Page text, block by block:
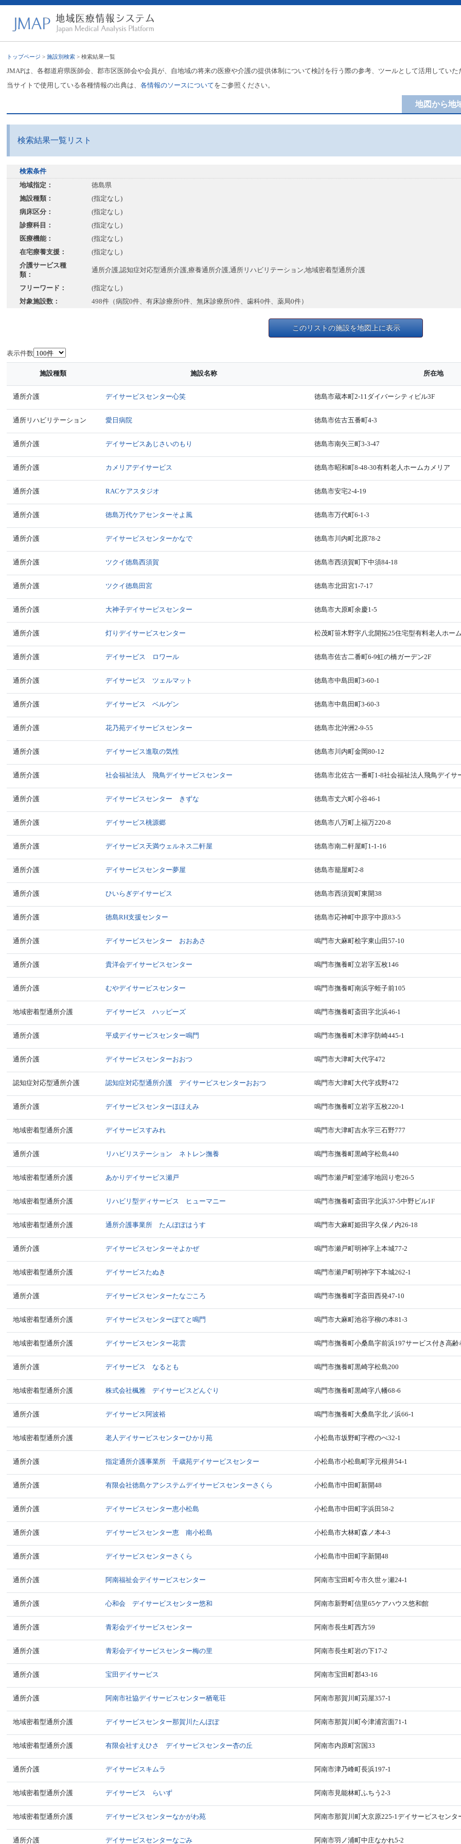
トップページ >施設別検索 > 検索結果一覧
JMAPは、各都道府県医師会、郡市区医師会や会員が、自地域の将来の医療や介護の提供体制について検討を行う際の参考、ツールとして活用していた
当サイトで使用している各種情報の出典は、各情報のソースについてをご参照ください。
地図から地
検索結果一覧リスト
検索条件
地域指定：
徳島県
施設種類：
(指定なし)
病床区分：
(指定なし)
診療科目：
(指定なし)
医療機能：
(指定なし)
在宅療養支援：
(指定なし)
介護サービス種
類：
通所介護,認知症対応型通所介護,療養通所介護,通所リハビリテーション,地域密着型通所介護
フリーワード：
(指定なし)
対象施設数：
498件（病院0件、有床診療所0件、無床診療所0件、歯科0件、薬局0件）
このリストの施設を地図上に表示
表示件数
施設種類 施設名称 所在地
通所介護 デイサービスセンター心笑 徳島市蔵本町2-11ダイバーシティビル3F
通所リハビリテーション 愛日病院 徳島市佐古五番町4-3
通所介護 デイサービスあじさいのもり 徳島市南矢三町3-3-47
通所介護 カメリアデイサービス 徳島市昭和町8-48-30有料老人ホームカメリア
通所介護 RACケアスタジオ 徳島市安宅2-4-19
通所介護 徳島万代ケアセンターそよ風 徳島市万代町6-1-3
通所介護 デイサービスセンターかなで 徳島市川内町北原78-2
通所介護 ツクイ徳島西須賀 徳島市西須賀町下中須84-18
通所介護 ツクイ徳島田宮 徳島市北田宮1-7-17
通所介護 大神子デイサービスセンター 徳島市大原町余慶1-5
通所介護 灯りデイサービスセンター 松茂町笹木野字八北開拓25住宅型有料老人ホー
通所介護 デイサービス ロワール 徳島市佐古二番町6-9虹の橋ガーデン2F
通所介護 デイサービス ツェルマット 徳島市中島田町3-60-1
通所介護 デイサービス ベルゲン 徳島市中島田町3-60-3
通所介護 花乃苑デイサービスセンター 徳島市北沖洲2-9-55
通所介護 デイサービス進取の気性 徳島市川内町金岡80-12
通所介護 社会福祉法人 飛鳥デイサービスセンター 徳島市北佐古一番町1-8社会福祉法人飛鳥デイサ
通所介護 デイサービスセンター きずな 徳島市丈六町小谷46-1
通所介護 デイサービス桃源郷 徳島市八万町上福万220-8
通所介護 デイサービス天満ウェルネス二軒屋 徳島市南二軒屋町1-1-16
通所介護 デイサービスセンター夢屋 徳島市籠屋町2-8
通所介護 ひいらぎデイサービス 徳島市西須賀町東開38
通所介護 徳島RH支援センター 徳島市応神町中原字中原83-5
通所介護 デイサービスセンター おおあさ 鳴門市大麻町桧字東山田57-10
通所介護 貴洋会デイサービスセンター 鳴門市撫養町立岩字五枚146
通所介護 むやデイサービスセンター 鳴門市撫養町南浜字蛭子前105
地域密着型通所介護 デイサービス ハッピーズ 鳴門市撫養町斎田字北浜46-1
通所介護 平成デイサービスセンター鳴門 鳴門市撫養町木津字防崎445-1
通所介護 デイサービスセンターおおつ 鳴門市大津町大代字472
認知症対応型通所介護 認知症対応型通所介護 デイサービスセンターおおつ 鳴門市大津町大代字戎野472
通所介護 デイサービスセンターほほえみ 鳴門市撫養町立岩字五枚220-1
地域密着型通所介護 デイサービスすみれ 鳴門市大津町吉永字三石野777
通所介護 リハビリステーション ネトレン撫養 鳴門市撫養町黒崎字松島440
地域密着型通所介護 あかりデイサービス瀬戸 鳴門市瀬戸町堂浦字地回り壱26-5
地域密着型通所介護 リハビリ型ディサービス ヒューマニー 鳴門市撫養町斎田字北浜37-5中野ビル1F
地域密着型通所介護 通所介護事業所 たんぽぽはうす 鳴門市大麻町姫田字久保ノ内26-18
通所介護 デイサービスセンターそよかぜ 鳴門市瀬戸町明神字上本城77-2
地域密着型通所介護 デイサービスたぬき 鳴門市瀬戸町明神字下本城262-1
通所介護 デイサービスセンターたなごころ 鳴門市撫養町字斎田西発47-10
地域密着型通所介護 デイサービスセンターぽてと鳴門 鳴門市大麻町池谷字柳の本81-3
地域密着型通所介護 デイサービスセンター花雲 鳴門市撫養町小桑島字前浜197サービス付き高
通所介護 デイサービス なるとも 鳴門市撫養町黒崎字松島200
地域密着型通所介護 株式会社楓雅 デイサービスどんぐり 鳴門市撫養町黒崎字八幡68-6
通所介護 デイサービス阿波裕 鳴門市撫養町大桑島字北ノ浜66-1
地域密着型通所介護 老人デイサービスセンターひかり苑 小松島市坂野町字樫のべ32-1
通所介護 指定通所介護事業所 千歳苑デイサービスセンター 小松島市小松島町字元根井54-1
通所介護 有限会社徳島ケアシステムデイサービスセンターさくら 小松島市中田町新開48
通所介護 デイサービスセンター恵小松島 小松島市中田町字浜田58-2
通所介護 デイサービスセンター恵 南小松島 小松島市大林町森ノ本4-3
通所介護 デイサービスセンターさくら 小松島市中田町字新開48
通所介護 阿南福祉会デイサービスセンター 阿南市宝田町今市久世ヶ瀬24-1
通所介護 心和会 デイサービスセンター悠和 阿南市新野町信里65ケアハウス悠和館
通所介護 青彩会デイサービスセンター 阿南市長生町西方59
通所介護 青彩会デイサービスセンター梅の里 阿南市長生町岩の下17-2
通所介護 宝田デイサービス 阿南市宝田町郡43-16
通所介護 阿南市社協デイサービスセンター栖竜荘 阿南市那賀川町苅屋357-1
地域密着型通所介護 デイサービスセンター那賀川たんぽぽ 阿南市那賀川町今津浦宮面71-1
地域密着型通所介護 有限会社すえひさ デイサービスセンター杏の丘 阿南市内原町宮国33
通所介護 デイサービスキムラ 阿南市津乃峰町長浜197-1
地域密着型通所介護 デイサービス らいず 阿南市見能林町ふちう2-3
地域密着型通所介護 デイサービスセンターなかがわ苑 阿南市那賀川町大京原225-1デイサービスセンタ
通所介護 デイサービスセンターなごみ 阿南市羽ノ浦町中庄なかれ5-2